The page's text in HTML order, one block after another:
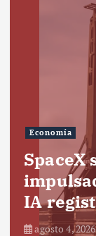
Economía
SpaceX
IA
agosto 4, 2026